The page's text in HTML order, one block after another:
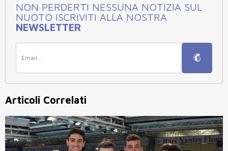
NON PERDERTI NESSUNA NOTIZIA SUL
NUOTO ISCRIVITI ALLA NOSTRA
NEWSLETTER
Articoli Correlati